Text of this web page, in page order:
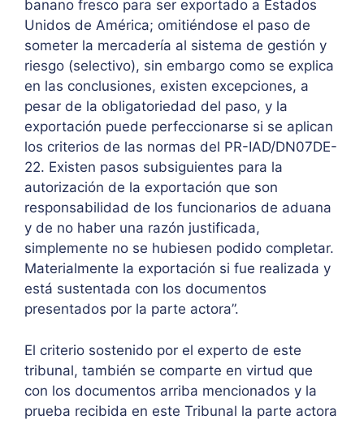
banano fresco para ser exportado a Estados
Unidos de América; omitiéndose el paso de
someter la mercadería al sistema de gestión y
riesgo (selectivo), sin embargo como se explica
en las conclusiones, existen excepciones, a
pesar de la obligatoriedad del paso, y la
exportación puede perfeccionarse si se aplican
los criterios de las normas del PR-IAD/DN07DE-
22. Existen pasos subsiguientes para la
autorización de la exportación que son
responsabilidad de los funcionarios de aduana
y de no haber una razón justificada,
simplemente no se hubiesen podido completar.
Materialmente la exportación si fue realizada y
está sustentada con los documentos
presentados por la parte actora”.
El criterio sostenido por el experto de este
tribunal, también se comparte en virtud que
con los documentos arriba mencionados y la
prueba recibida en este Tribunal la parte actora